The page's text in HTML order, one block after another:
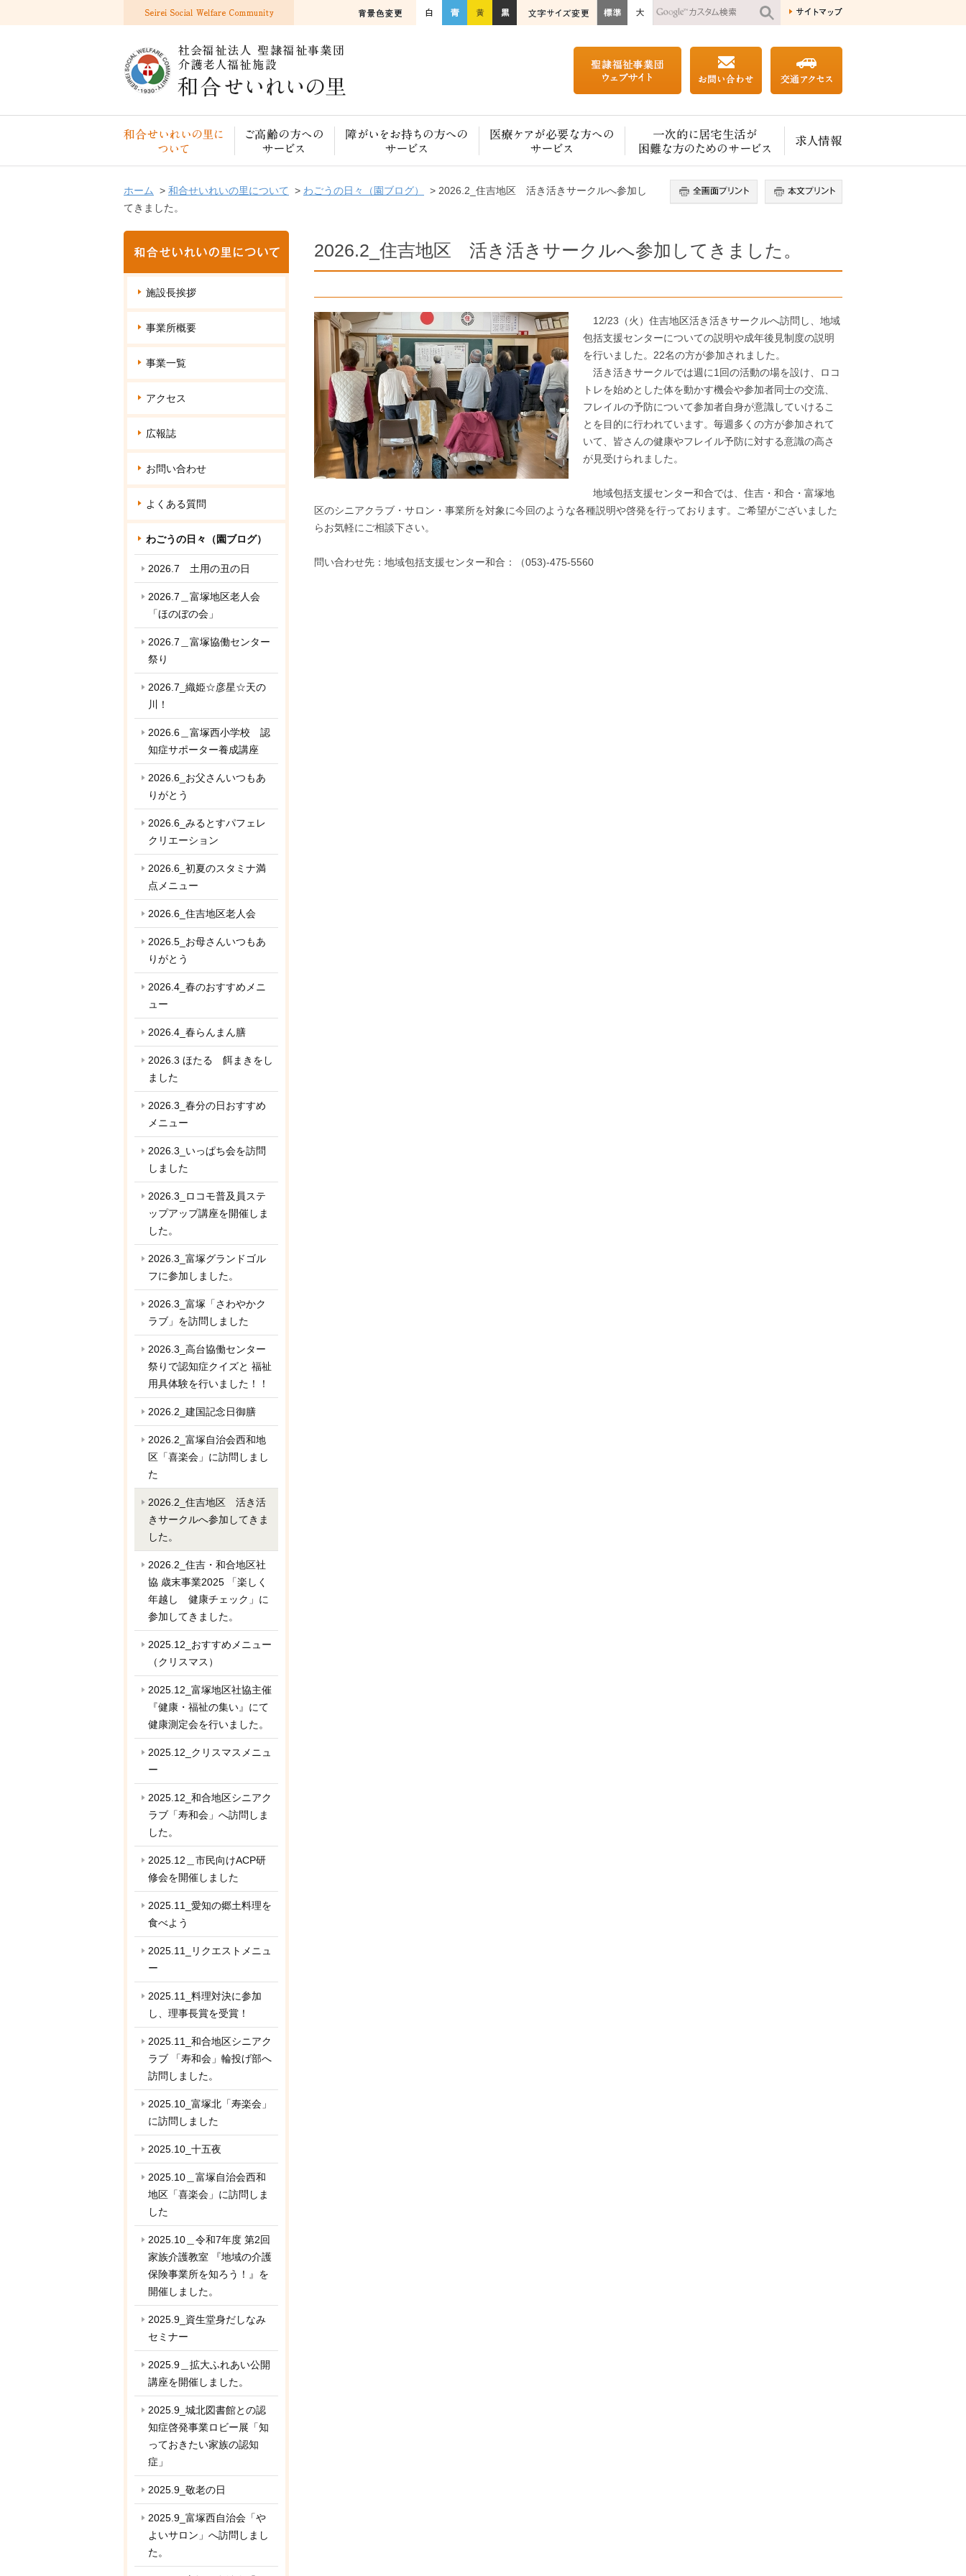
ホーム > 和合せいれいの里について > わごうの日々（園ブログ）
> 2026.2_住吉地区 活き活きサークルへ参加し
てきました。
2026.2_住吉地区 活き活きサークルへ参加してきました。
12/23（火）住吉地区活き活きサークルへ訪問し、地域
包括支援センターについての説明や成年後見制度の説明
を行いました。22名の方が参加されました。
活き活きサークルでは週に1回の活動の場を設け、ロコ
トレを始めとした体を動かす機会や参加者同士の交流、
フレイルの予防について参加者自身が意識していけるこ
とを目的に行われています。毎週多くの方が参加されて
いて、皆さんの健康やフレイル予防に対する意識の高さ
が見受けられました。
地域包括支援センター和合では、住吉・和合・富塚地
区のシニアクラブ・サロン・事業所を対象に今回のような各種説明や啓発を行っております。ご希望がございました
らお気軽にご相談下さい。
問い合わせ先：地域包括支援センター和合：（053)‐475‐5560
施設長挨拶
事業所概要
事業一覧
アクセス
広報誌
お問い合わせ
よくある質問
わごうの日々（園ブログ）
2026.7 土用の丑の日
2026.7＿富塚地区老人会
「ほのぼの会」
2026.7＿富塚協働センター
祭り
2026.7_織姫☆彦星☆天の
川！
2026.6＿富塚西小学校 認
知症サポーター養成講座
2026.6_お父さんいつもあ
りがとう
2026.6_みるとすパフェレ
クリエーション
2026.6_初夏のスタミナ満
点メニュー
2026.6_住吉地区老人会
2026.5_お母さんいつもあ
りがとう
2026.4_春のおすすめメニ
ュー
2026.4_春らんまん膳
2026.3 ほたる 餌まきをし
ました
2026.3_春分の日おすすめ
メニュー
2026.3_いっぱち会を訪問
しました
2026.3_ロコモ普及員ステ
ップアップ講座を開催しま
した。
2026.3_富塚グランドゴル
フに参加しました。
2026.3_富塚「さわやかク
ラブ」を訪問しました
2026.3_高台協働センター
祭りで認知症クイズと 福祉
用具体験を行いました！！
2026.2_建国記念日御膳
2026.2_富塚自治会西和地
区「喜楽会」に訪問しまし
た
2026.2_住吉地区 活き活
きサークルへ参加してきま
した。
2026.2_住吉・和合地区社
協 歳末事業2025 「楽しく
年越し 健康チェック」に
参加してきました。
2025.12_おすすめメニュー
（クリスマス）
2025.12_富塚地区社協主催
『健康・福祉の集い』にて
健康測定会を行いました。
2025.12_クリスマスメニュ
ー
2025.12_和合地区シニアク
ラブ「寿和会」へ訪問しま
した。
2025.12＿市民向けACP研
修会を開催しました
2025.11_愛知の郷土料理を
食べよう
2025.11_リクエストメニュ
ー
2025.11_料理対決に参加
し、理事長賞を受賞！
2025.11_和合地区シニアク
ラブ 「寿和会」輪投げ部へ
訪問しました。
2025.10_富塚北「寿楽会」
に訪問しました
2025.10_十五夜
2025.10＿富塚自治会西和
地区「喜楽会」に訪問しま
した
2025.10＿令和7年度 第2回
家族介護教室 『地域の介護
保険事業所を知ろう！』を
開催しました。
2025.9_資生堂身だしなみ
セミナー
2025.9＿拡大ふれあい公開
講座を開催しました。
2025.9_城北図書館との認
知症啓発事業ロビー展「知
っておきたい家族の認知
症」
2025.9_敬老の日
2025.9_富塚西自治会「や
よいサロン」へ訪問しまし
た。